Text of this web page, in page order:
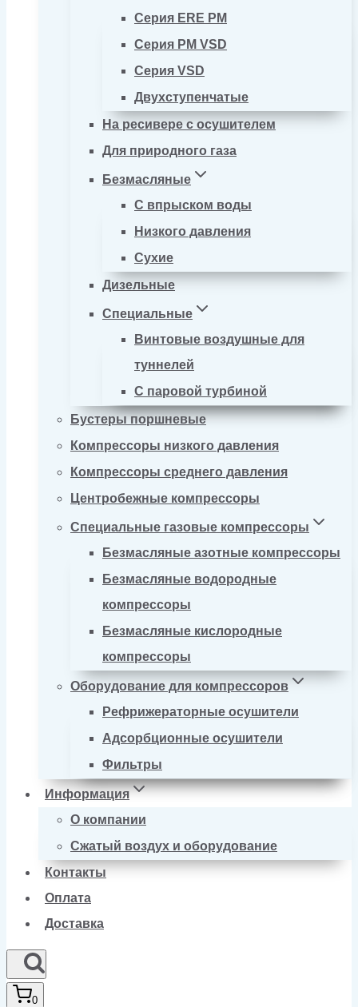
Серия ERE PM
Серия PM VSD
Серия VSD
Двухступенчатые
На ресивере с осушителем
Для природного газа
Безмасляные
С впрыском воды
Низкого давления
Сухие
Дизельные
Специальные
Винтовые воздушные для
туннелей
С паровой турбиной
Бустеры поршневые
Компрессоры низкого давления
Компрессоры среднего давления
Центробежные компрессоры
Специальные газовые компрессоры
Безмасляные азотные компрессоры
Безмасляные водородные
компрессоры
Безмасляные кислородные
компрессоры
Оборудование для компрессоров
Рефрижераторные осушители
Адсорбционные осушители
Фильтры
Информация
О компании
Сжатый воздух и оборудование
Контакты
Оплата
Доставка
0